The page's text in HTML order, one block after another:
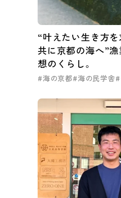
“叶えたい生き方
共に京都の海へ”
想のくらし。
#海の京都#海の民学舎